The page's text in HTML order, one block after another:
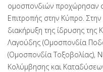
ομοσπονδιών προχώρησαν
Επιτροπής στην Κύπρο. Στην
διακήρυξη της ίδρυσης
Λαγούδης (Ομοσπονδία
(Ομοσπονδία Τοξοβολίας),
Κολύμβησης και